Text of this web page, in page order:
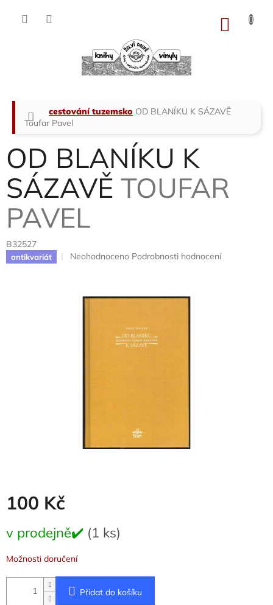
Domů
cestování tuzemsko OD BLANÍKU K SÁZAVĚ
Toufar Pavel
OD BLANÍKU K
SÁZAVĚ TOUFAR
PAVEL
B32527
antikvariát
Průměrné
Neohodnoceno Podrobnosti hodnocení
100 Kč
cena:
v prodejně✔️ (1 ks)
Možnosti doručení
Přidat do košíku